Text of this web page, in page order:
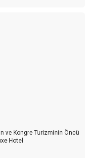
ve Kongre Turizminin Öncü
Hotel